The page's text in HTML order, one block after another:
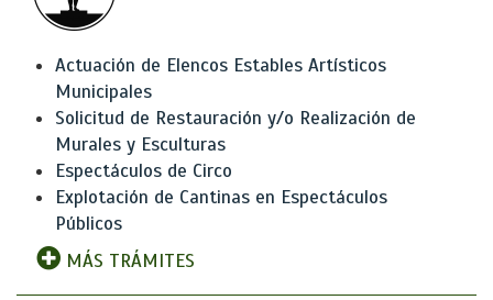
Actuación de Elencos Estables Artísticos
Municipales
Solicitud de Restauración y/o Realización de
Murales y Esculturas
Espectáculos de Circo
Explotación de Cantinas en Espectáculos
Públicos
MÁS TRÁMITES